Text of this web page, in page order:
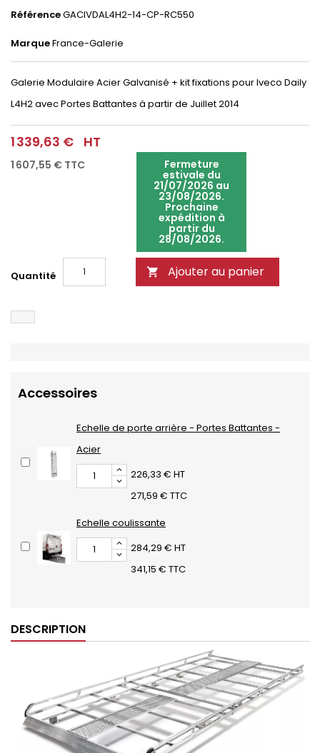
RéférenceGACIVDAL4H2-14-CP-RC550
MarqueFrance-Galerie
Galerie Modulaire Acier Galvanisé + kit fixations pour Iveco Daily
L4H2 avec Portes Battantes à partir de Juillet 2014
1 339,63 € HT
1 607,55 € TTC Fermeture
estivale du
21/07/2026 au
23/08/2026.
Prochaine
expédition à
partir du
28/08/2026.
Quantité  Ajouter au panier
Accessoires
Echelle de porte arrière - Portes Battantes -
Acier
226,33 € HT
271,59 € TTC
Echelle coulissante
284,29 € HT
341,15 € TTC
DESCRIPTION